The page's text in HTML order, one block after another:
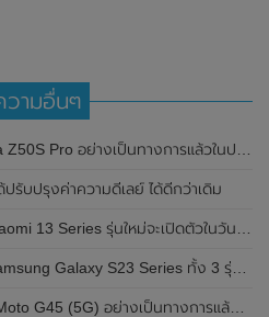
วามอื่นๆ
Snapdragon 8 Gen 2 Advanced Edition SoC , กล้องหลัง ความละเอียดสูงถึง 50MP และรองรับการชาร์จไว 80W
รับปรุงค่าความดีเลย์ ได้ดีกว่าเดิม
ใหม่จะเปิดตัวในวันที่ 11 ธันวาคม 2022 นี้ในประเทศจีน
S23 Series ทั้ง 3 รุ่น แพงขึ้นกว่าเดิมเล็กน้อย
(5G) อย่างเป็นทางการแล้วในอินเดีย